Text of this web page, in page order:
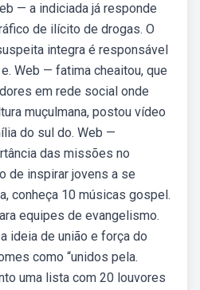
— a indiciada já responde
de ilícito de drogas. O
integra é responsável
Web — fatima cheaitou, que
em rede social onde
muçulmana, postou vídeo
do sul do. Web —
das missões no
de inspirar jovens a se
conheça 10 músicas gospel.
equipes de evangelismo.
ideia de união e força do
como “unidos pela.
uma lista com 20 louvores